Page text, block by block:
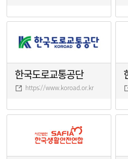
한국도로교통공단
https://www.koroad.or.kr